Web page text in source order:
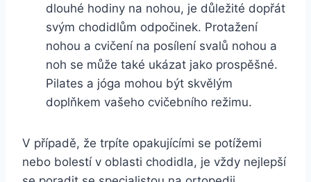
dlouhé hodiny na nohou, je důležité dopřát
svým chodidlům odpočinek. Protažení
nohou a cvičení na posílení svalů nohou a
noh se může také ukázat jako prospěšné.
Pilates a jóga mohou být skvělým
doplňkem vašeho cvičebního režimu.
V případě, že trpíte opakujícími se potížemi
nebo bolestí v oblasti chodidla, je vždy nejlepší